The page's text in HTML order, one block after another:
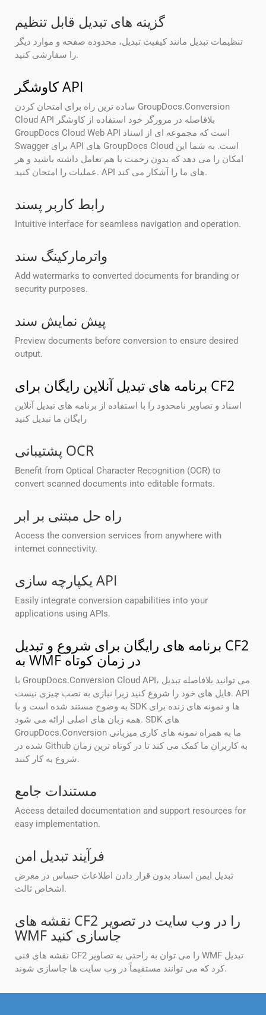
گزینه های تبدیل قابل تنظیم
تنظیمات تبدیل مانند کیفیت تبدیل، محدوده صفحه و موارد دیگر
را سفارشی کنید.
کاوشگر API
ساده ترین راه برای امتحان کردن GroupDocs.Conversion
Cloud API بلافاصله در مرورگر خود استفاده از کاوشگر
GroupDocs Cloud Web API است که مجموعه ای از اسناد
Swagger برای API های GroupDocs Cloud است. به شما این
امکان را می دهد که بدون زحمت با هم تعامل داشته باشید و هر
عملیات را امتحان کنید. API های ما را آشکار می کند.
رابط کاربر پسند
Intuitive interface for seamless navigation and operation.
واترمارکینگ سند
Add watermarks to converted documents for branding or
security purposes.
پیش نمایش سند
Preview documents before conversion to ensure desired
output.
برنامه های تبدیل آنلاین رایگان برای CF2
اسناد و تصاویر نامحدود را با استفاده از برنامه های تبدیل آنلاین
رایگان ما تبدیل کنید
پشتیبانی OCR
Benefit from Optical Character Recognition (OCR) to
convert scanned documents into editable formats.
راه حل مبتنی بر ابر
Access the conversion services from anywhere with
internet connectivity.
یکپارچه سازی API
Easily integrate conversion capabilities into your
applications using APIs.
برنامه های رایگان برای شروع و تبدیل CF2
به WMF در زمان کوتاه
با GroupDocs.Conversion Cloud API، می توانید بلافاصله تبدیل
فایل های خود را شروع کنید زیرا نیازی به نصب چیزی نیست. API
به وضوح مستند شده است و با SDK ها و نمونه های زنده برای
همه زبان های اصلی ارائه می شود. SDK های
GroupDocs.Conversion ما به همراه نمونه های کاری میزبانی
شده در Github به کاربران ما کمک می کند تا در کوتاه ترین زمان
شروع به کار کنند.
مستندات جامع
Access detailed documentation and support resources for
easy implementation.
فرآیند تبدیل امن
تبدیل ایمن اسناد بدون قرار دادن اطلاعات حساس در معرض
اشخاص ثالث.
نقشه های CF2 را در وب سایت در تصویر
WMF جاسازی کنید
نقشه های فنی CF2 را می توان به راحتی به تصاویر WMF تبدیل
کرد که می توانند مستقیماً در وب سایت ها جاسازی شوند.